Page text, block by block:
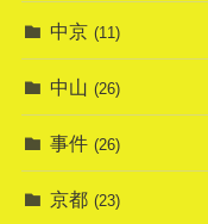
中京 (11)
中山 (26)
事件 (26)
京都 (23)